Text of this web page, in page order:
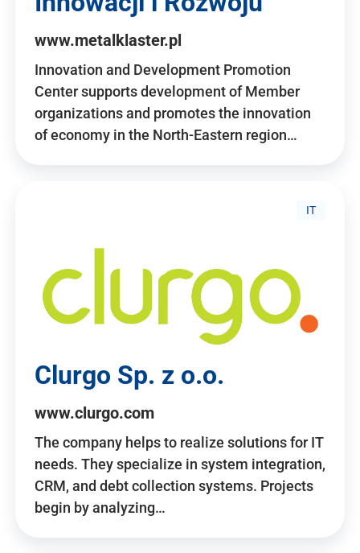
www.metalklaster.pl
Innovation and Development Promotion
Center supports development of Member
organizations and promotes the innovation
of economy in the North-Eastern region…
IT
Clurgo Sp. z o.o.
www.clurgo.com
The company helps to realize solutions for IT
needs. They specialize in system integration,
CRM, and debt collection systems. Projects
begin by analyzing…